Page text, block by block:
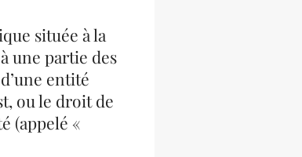
située à la
une partie des
entité
ou le droit de
(appelé «